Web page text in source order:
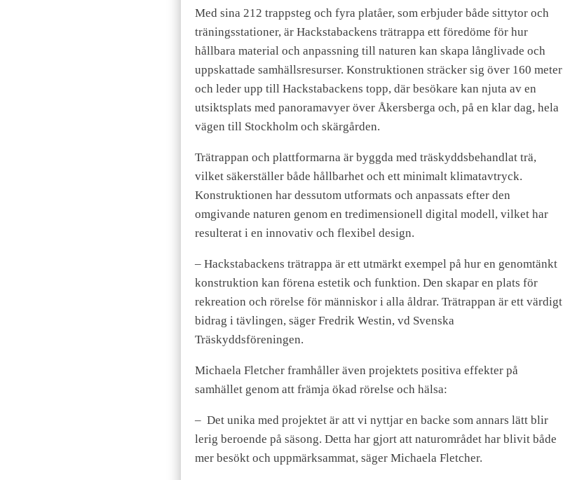
Med sina 212 trappsteg och fyra platåer, som erbjuder både sittytor och
träningsstationer, är Hackstabackens trätrappa ett föredöme för hur
hållbara material och anpassning till naturen kan skapa långlivade och
uppskattade samhällsresurser. Konstruktionen sträcker sig över 160 meter
och leder upp till Hackstabackens topp, där besökare kan njuta av en
utsiktsplats med panoramavyer över Åkersberga och, på en klar dag, hela
vägen till Stockholm och skärgården.
Trätrappan och plattformarna är byggda med träskyddsbehandlat trä,
vilket säkerställer både hållbarhet och ett minimalt klimatavtryck.
Konstruktionen har dessutom utformats och anpassats efter den
omgivande naturen genom en tredimensionell digital modell, vilket har
resulterat i en innovativ och flexibel design.
– Hackstabackens trätrappa är ett utmärkt exempel på hur en genomtänkt
konstruktion kan förena estetik och funktion. Den skapar en plats för
rekreation och rörelse för människor i alla åldrar. Trätrappan är ett värdigt
bidrag i tävlingen, säger Fredrik Westin, vd Svenska
Träskyddsföreningen.
Michaela Fletcher framhåller även projektets positiva effekter på
samhället genom att främja ökad rörelse och hälsa:
– Det unika med projektet är att vi nyttjar en backe som annars lätt blir
lerig beroende på säsong. Detta har gjort att naturområdet har blivit både
mer besökt och uppmärksammat, säger Michaela Fletcher.